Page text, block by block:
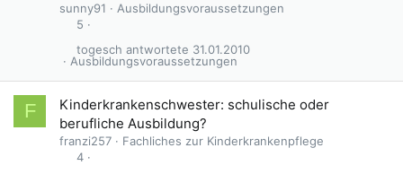
sunny91
Ausbildungsvoraussetzungen
5
Ausbildungsvoraussetzungen
31.01.2010
togesch
F
Kinderkrankenschwester: schulische oder
berufliche Ausbildung?
franzi257
Fachliches zur Kinderkrankenpflege
4